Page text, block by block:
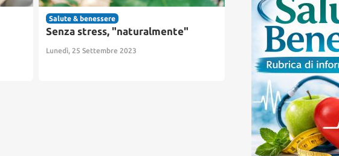
Salute & benessere
Senza stress, "naturalmente"
Lunedì, 25 Settembre 2023